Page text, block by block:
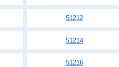
51212
51214
51216